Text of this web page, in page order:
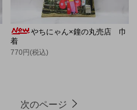
やちにゃん×鐘の丸売店 巾
着
770円(税込)
次のページ